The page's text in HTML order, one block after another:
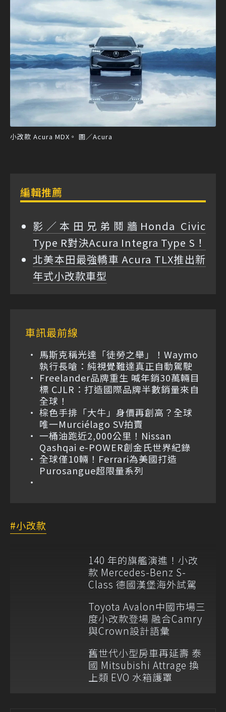
小改款 Acura MDX。 圖／Acura
編輯推薦
影／本田兄弟鬩牆Honda Civic
Type R對決Acura Integra Type S！
北美本田最強轎車 Acura TLX推出新
年式小改款車型
車訊最前線
馬斯克稱光達「徒勞之舉」！Waymo
執行長嗆：純視覺難達真正自動駕駛
Freelander品牌重生 喊年銷30萬輛目
標 CJLR：打造國際品牌半數銷量來自
全球！
棕色手排「大牛」身價再創高？全球
唯一Murciélago SV拍賣
一桶油跑近2,000公里！Nissan
Qashqai e-POWER創金氏世界紀錄
全球僅10輛！Ferrari為美國打造
Purosangue超限量系列
小改款
140 年的旗艦演進！小改
款 Mercedes-Benz S-
Class 德國漢堡海外試駕
Toyota Avalon中國市場三
度小改款登場 融合Camry
與Crown設計語彙
舊世代小型房車再延壽 泰
國 Mitsubishi Attrage 換
上類 EVO 水箱護罩